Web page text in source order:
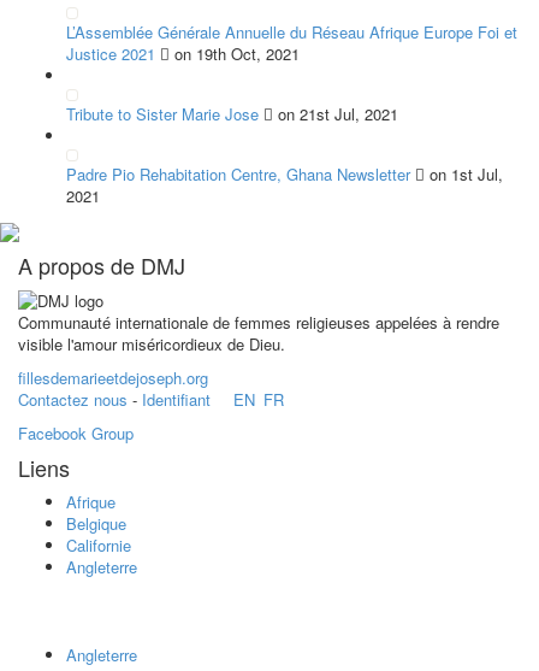
L’Assemblée Générale Annuelle du Réseau Afrique Europe Foi et
Justice 2021
on 19th Oct, 2021
Tribute to Sister Marie Jose on 21st Jul, 2021
Padre Pio Rehabitation Centre, Ghana Newsletter
on 1st Jul,
2021
A propos de DMJ
Communauté internationale de femmes religieuses appelées à rendre
visible l'amour miséricordieux de Dieu.
fillesdemarieetdejoseph.org
Contactez nous - Identifiant EN FR
Facebook Group
Liens
Afrique
Belgique
Californie
Angleterre
Angleterre